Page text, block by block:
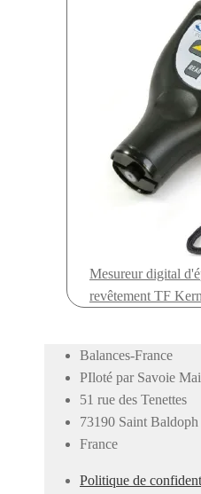
Mesureur digital
revêtement TF Kern
Balances-France
PIloté par Savoie
51 rue des Tenettes
73190 Saint Baldoph
France
Politique de